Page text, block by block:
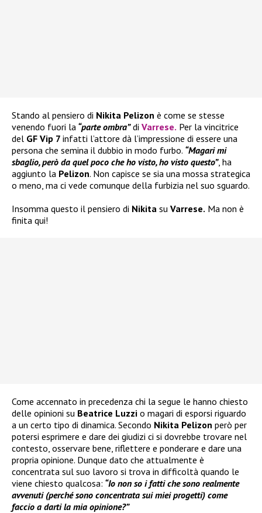
Stando al pensiero di Nikita Pelizon è come se stesse
venendo fuori la “parte ombra”di Varrese. Per la vincitrice
del GF Vip 7 infatti l’attore dà l’impressione di essere una
persona che semina il dubbio in modo furbo. “Magari mi
sbaglio, però da quel poco che ho visto, ho visto questo”, ha
aggiunto la Pelizon. Non capisce se sia una mossa strategica
o meno, ma ci vede comunque della furbizia nel suo sguardo.
Insomma questo il pensiero di Nikita su Varrese. Ma non è
finita qui!
Come accennato in precedenza chi la segue le hanno chiesto
delle opinioni su Beatrice Luzzi o magari di esporsi riguardo
a un certo tipo di dinamica. Secondo Nikita Pelizon però per
potersi esprimere e dare dei giudizi ci si dovrebbe trovare nel
contesto, osservare bene, riflettere e ponderare e dare una
propria opinione. Dunque dato che attualmente è
concentrata sul suo lavoro si trova in difficoltà quando le
viene chiesto qualcosa: “Io non so i fatti che sono realmente
avvenuti (perché sono concentrata sui miei progetti) come
faccio a darti la mia opinione?”